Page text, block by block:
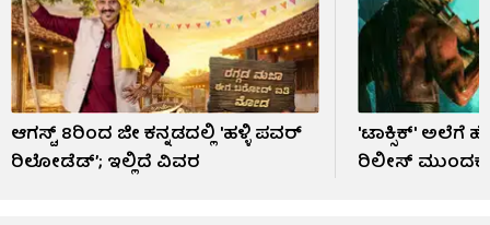
ಆಗಸ್ಟ್ 8ರಿಂದ ಜೀ ಕನ್ನಡದಲ್ಲಿ 'ಹಳ್ಳಿ ಪವರ್
ರಿಲೋಡೆಡ್’; ಇಲ್ಲಿದೆ ವಿವರ
'ಟಾಕ್ಸಿಕ್' ಅಲೆಗೆ
ರಿಲೀಸ್ ಮುಂದಕ್ಕೆ